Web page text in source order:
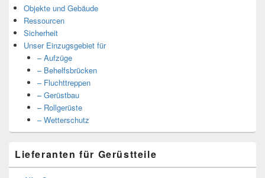
Objekte und Gebäude
Ressourcen
Sicherheit
Unser Einzugsgebiet für
– Aufzüge
– Behelfsbrücken
– Fluchttreppen
– Gerüstbau
– Rollgerüste
– Wetterschutz
Lieferanten für Gerüstteile